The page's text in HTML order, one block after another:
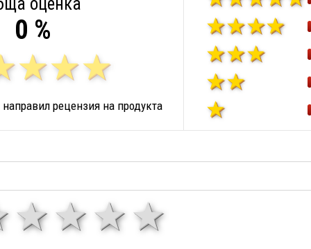
0 %
рецензия на продукта
4 звезди
3 звезди
звезди
1 звезда